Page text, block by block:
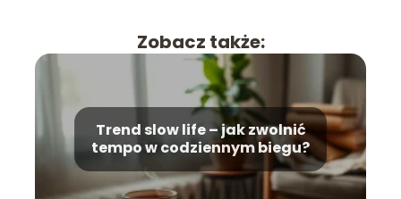
Zobacz także:
Trend slow life – jak zwolnić
tempo w codziennym biegu?